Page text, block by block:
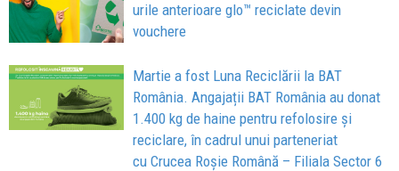
urile anterioare glo™ reciclate devin
vouchere
Martie a fost Luna Reciclării la BAT
România. Angajații BAT România au donat
1.400 kg de haine pentru refolosire și
reciclare, în cadrul unui parteneriat
cu Crucea Roșie Română – Filiala Sector 6